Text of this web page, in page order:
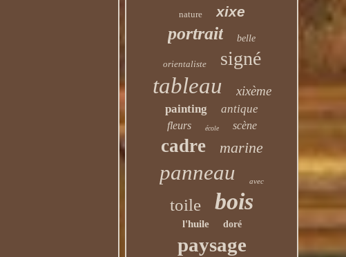
nature xixe
portrait belle
orientaliste signé
tableau xixème
painting antique
fleurs école scène
cadre marine
panneau avec
toile bois
l'huile doré
paysage